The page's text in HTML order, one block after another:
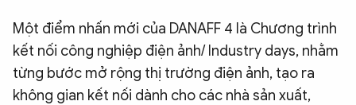
Một điểm nhấn mới của DANAFF 4 là Chương trình
kết nối công nghiệp điện ảnh/ Industry days, nhằm
từng bước mở rộng thị trường điện ảnh, tạo ra
không gian kết nối dành cho các nhà sản xuất,